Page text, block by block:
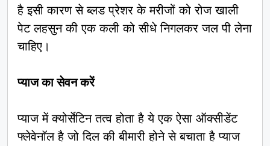
है इसी कारण से ब्लड प्रेशर के मरीजों को रोज खाली
पेट लहसुन की एक कली को सीधे निगलकर जल पी लेना
चाहिए।
प्याज का सेवन करें
प्याज में क्योर्सेटिन तत्व होता है ये एक ऐसा ऑक्सीडेंट
फ्लेवेनॉल है जो दिल की बीमारी होने से बचाता है प्याज